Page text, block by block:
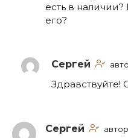
есть в
его?
Сергей
Здравствуйте!
Сергей автор